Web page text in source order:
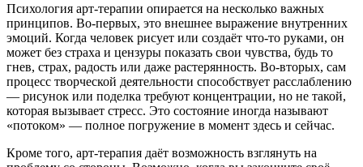
Психология арт-терапии опирается на несколько важных
принципов. Во-первых, это внешнее выражение внутренних
эмоций. Когда человек рисует или создаёт что-то руками, он
может без страха и цензуры показать свои чувства, будь то
гнев, страх, радость или даже растерянность. Во-вторых, сам
процесс творческой деятельности способствует расслаблению
— рисунок или поделка требуют концентрации, но не такой,
которая вызывает стресс. Это состояние иногда называют
«потоком» — полное погружение в момент здесь и сейчас.
Кроме того, арт-терапия даёт возможность взглянуть на